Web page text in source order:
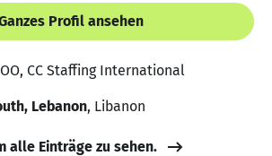
Profil ansehen
CC Staffing International
Lebanon, Libanon
alle Einträge zu sehen.